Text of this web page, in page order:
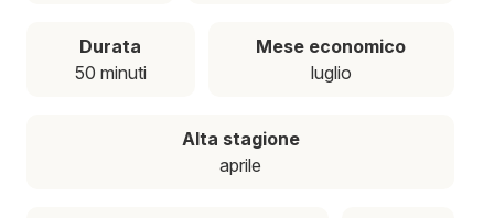
Durata
50 minuti
Mese economico
luglio
Alta stagione
aprile